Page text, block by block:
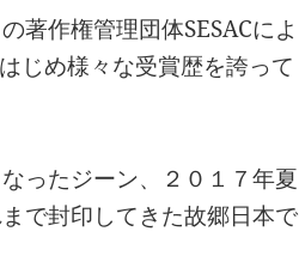
著作権管理団体SESACによ
じめ様々な受賞歴を誇って
ったジーン、２０１７年夏
で封印してきた故郷日本で